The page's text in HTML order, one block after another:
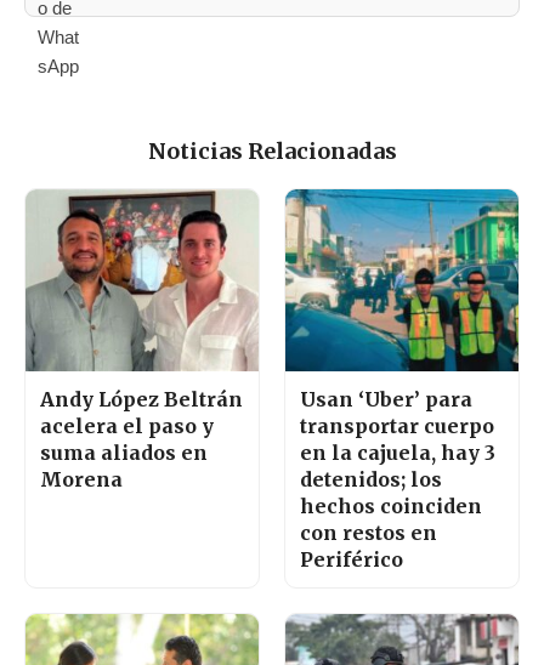
Noticias Relacionadas
Andy López Beltrán
acelera el paso y
suma aliados en
Morena
Usan ‘Uber’ para
transportar cuerpo
en la cajuela, hay 3
detenidos; los
hechos coinciden
con restos en
Periférico